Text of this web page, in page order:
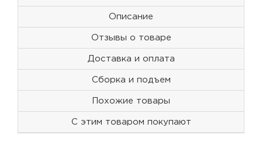
Описание
Отзывы о товаре
Доставка и оплата
Сборка и подъем
Похожие товары
С этим товаром покупают